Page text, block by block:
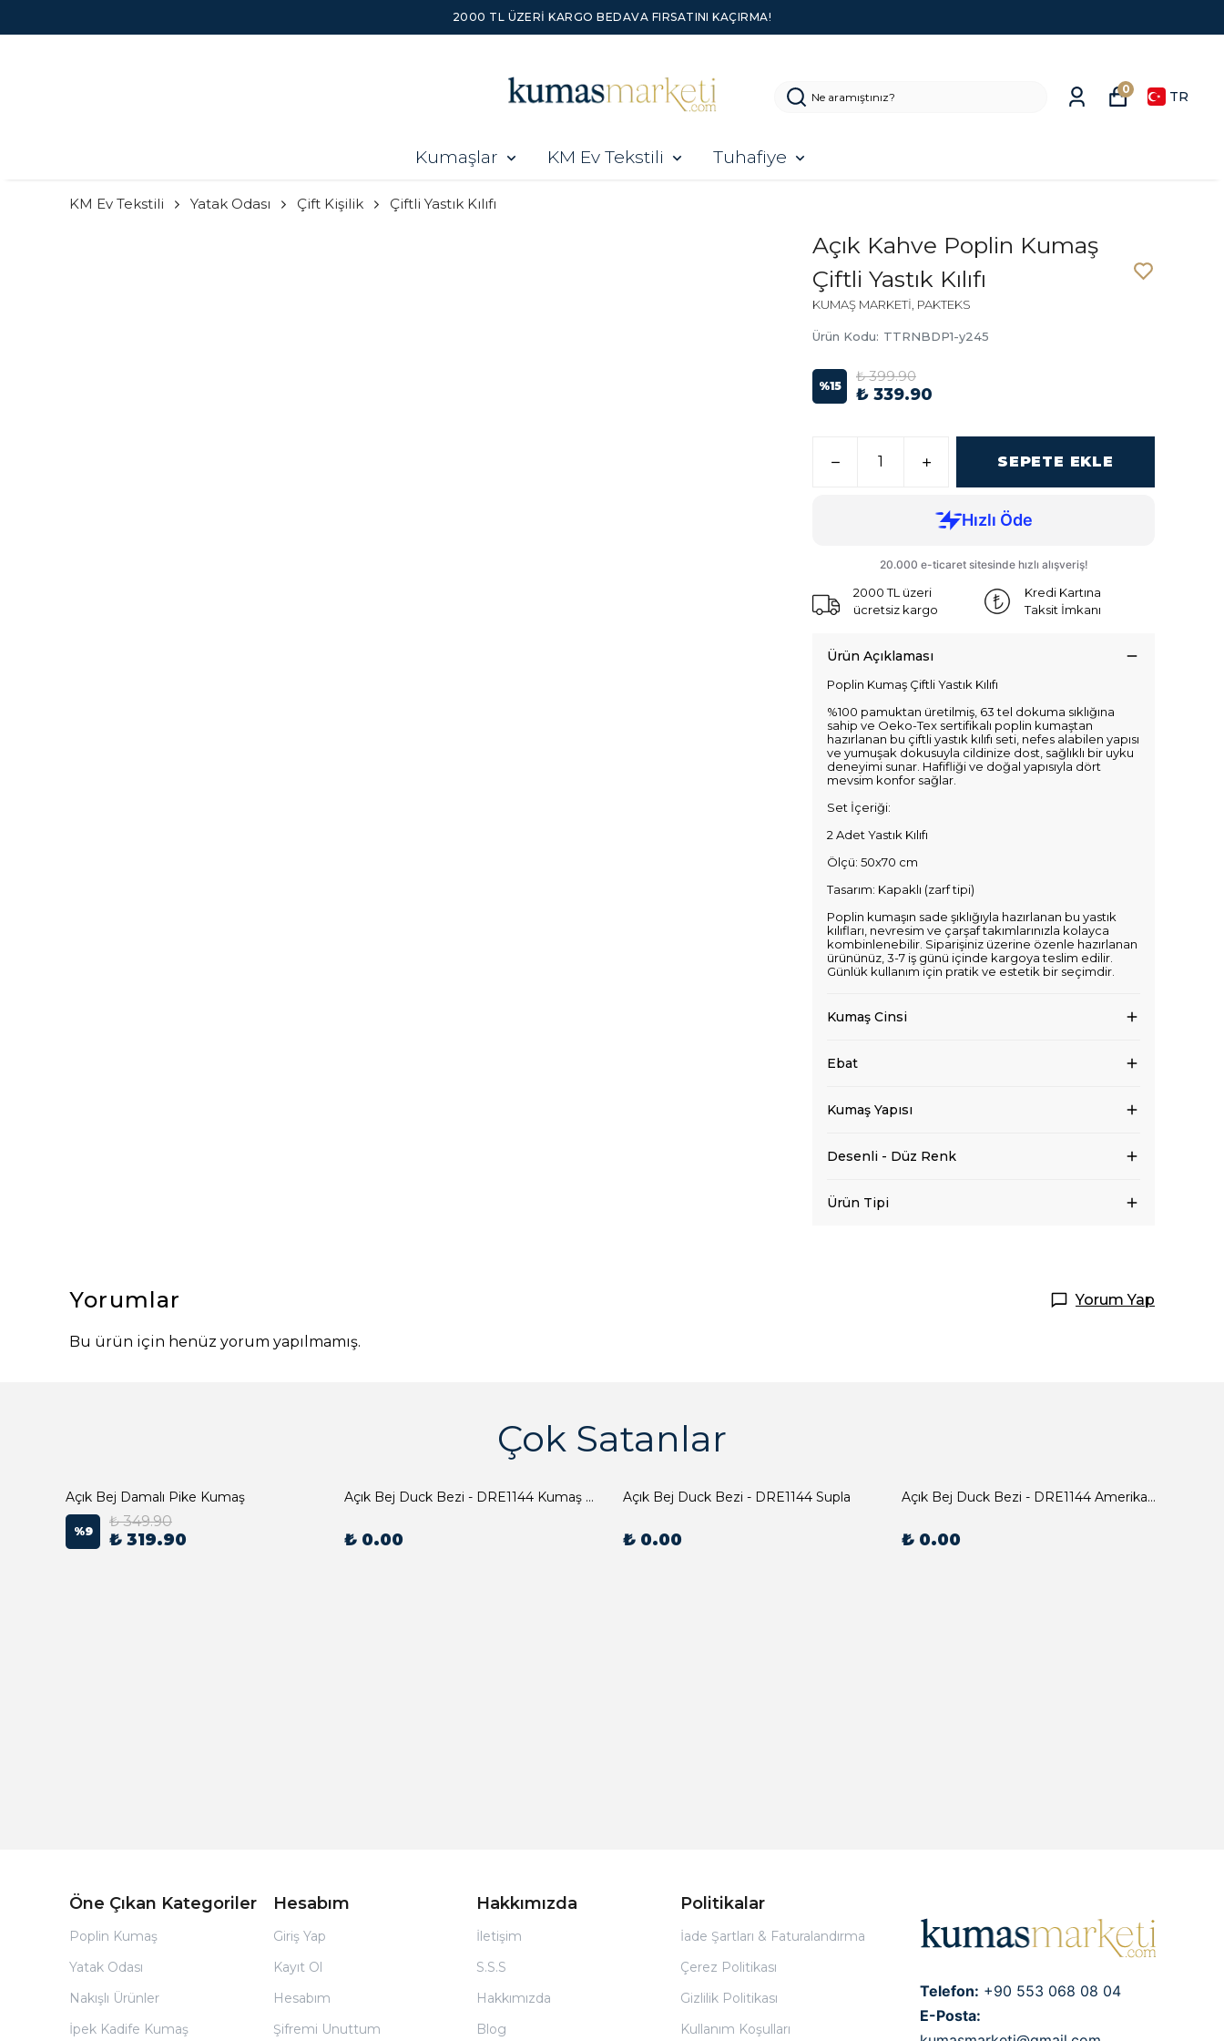
2000 TL ÜZERI KARGO BEDAVA FIRSATINI KAÇIRMA!
Kumaşlar KM Ev Tekstili Tuhafiye
0 TR
KM Ev Tekstili Yatak Odası Çift Kişilik Çiftli Yastık Kılıfı
Açık Kahve Poplin Kumaş
Çiftli Yastık Kılıfı
KUMAŞ MARKETİ, PAKTEKS
Ürün Kodu: TTRNBDP1-y245
%15
₺ 399.90
₺ 339.90
SEPETE EKLE
2000 TL üzeri
ücretsiz kargo
Kredi Kartına
Taksit İmkanı
Ürün Açıklaması
Poplin Kumaş Çiftli Yastık Kılıfı
%100 pamuktan üretilmiş, 63 tel dokuma sıklığına
sahip ve Oeko-Tex sertifikalı poplin kumaştan
hazırlanan bu çiftli yastık kılıfı seti, nefes alabilen yapısı
ve yumuşak dokusuyla cildinize dost, sağlıklı bir uyku
deneyimi sunar. Hafifliği ve doğal yapısıyla dört
mevsim konfor sağlar.
Set İçeriği:
2 Adet Yastık Kılıfı
Ölçü: 50x70 cm
Tasarım: Kapaklı (zarf tipi)
Poplin kumaşın sade şıklığıyla hazırlanan bu yastık
kılıfları, nevresim ve çarşaf takımlarınızla kolayca
kombinlenebilir. Siparişiniz üzerine özenle hazırlanan
ürününüz, 3-7 iş günü içinde kargoya teslim edilir.
Günlük kullanım için pratik ve estetik bir seçimdir.
Kumaş Cinsi
Ebat
Kumaş Yapısı
Desenli - Düz Renk
Ürün Tipi
Yorumlar Yorum Yap
Bu ürün için henüz yorum yapılmamış.
Çok Satanlar
Açık Bej Damalı Pike Kumaş
%9
₺ 349.90
₺ 319.90
Açık Bej Duck Bezi - DRE1144 Kumaş Peçete
₺ 0.00
Açık Bej Duck Bezi - DRE1144 Supla
₺ 0.00
Açık Bej Duck Bezi - DRE1144 Amerikan Servis
₺ 0.00
Öne Çıkan Kategoriler
Poplin Kumaş
Yatak Odası
Nakışlı Ürünler
İpek Kadife Kumaş
Hesabım
Giriş Yap
Kayıt Ol
Hesabım
Şifremi Unuttum
Hakkımızda
İletişim
S.S.S
Hakkımızda
Blog
Politikalar
İade Şartları & Faturalandırma
Çerez Politikası
Gizlilik Politikası
Kullanım Koşulları
Telefon: +90 553 068 08 04
E-Posta: